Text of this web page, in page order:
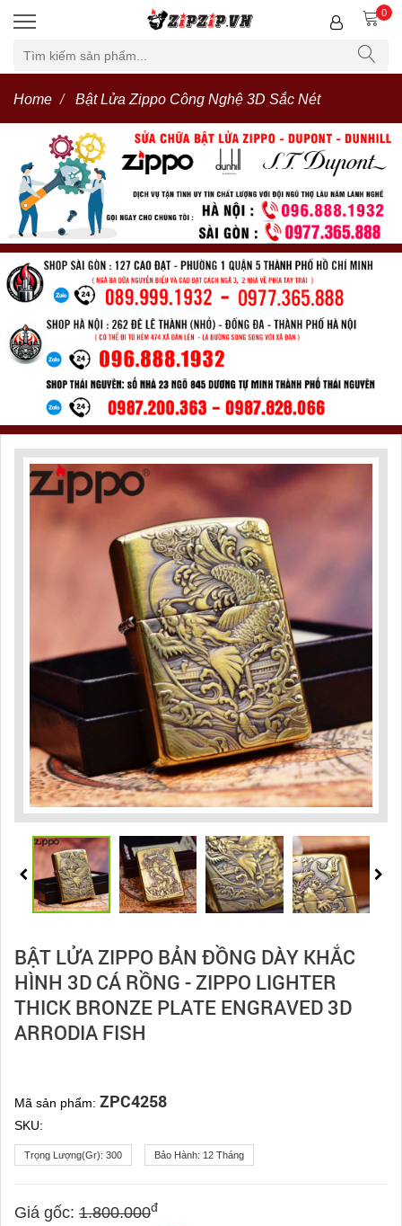
0
Home Bật Lửa Zippo Công Nghệ 3D Sắc Nét
BẬT LỬA ZIPPO BẢN ĐỒNG DÀY KHẮC
HÌNH 3D CÁ RỒNG - ZIPPO LIGHTER
THICK BRONZE PLATE ENGRAVED 3D
ARRODIA FISH
Mã sản phẩm: ZPC4258
SKU:
Trọng Lượng(gr): 300 Bảo Hành: 12 Tháng
Giá gốc: 1.800.000đ